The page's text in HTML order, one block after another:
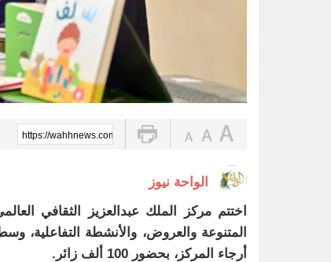
https://wahhnews.com/?p=83522
الواحة نيوز
اختتم مركز الملك عبدالعزيز الثقافي
أرجاء المركز، بحضور 100 ألف زائر.